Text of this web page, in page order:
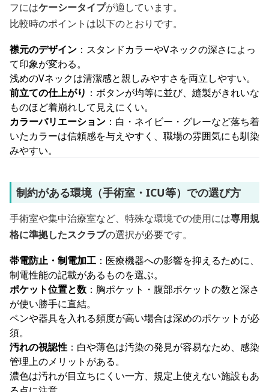
フにはケーシータイプが適しています。
比較時のポイントは以下のとおりです。
襟元のデザイン ：スタンドカラーやVネックの深さによっ
て印象が変わる。
浅めのVネックは清潔感と親しみやすさを両立しやすい。
前立ての仕上がり ：ボタンが均等に並び、縫製がきれいな
ものほど着崩れして見えにくい。
カラーバリエーション ：白・ネイビー・グレーなど落ち着
いたカラーは信頼感を与えやすく、職場の雰囲気にも馴染
みやすい。
制約がある環境（手術室・ICU等）での選び方
手術室や集中治療室など、特殊な環境での使用には専用規
格に準拠したスクラブの選択が必要です。
帯電防止・制電加工 ：医療機器への影響を抑えるために、
制電性能の記載があるものを選ぶ。
ポケット位置と数 ：胸ポケット・腹部ポケットの数と深さ
が使い勝手に直結。
ペンや器具を入れる頻度が高い場合は深めのポケットが必
須。
汚れの視認性 ：白や薄色は汚染の発見が容易なため、感染
管理上のメリットがある。
濃色は汚れが目立ちにくい一方、規定上使えない施設もあ